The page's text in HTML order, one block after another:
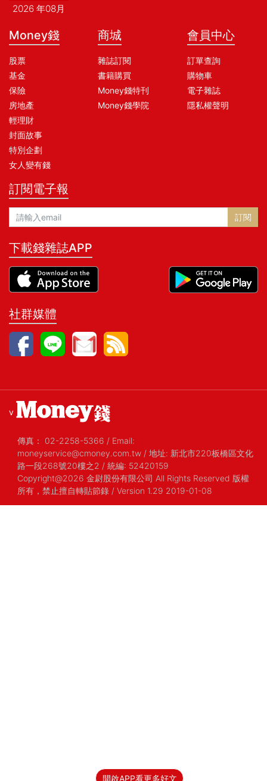
開啟APP看更多好文
2026 年08月
Money錢
股票
基金
保險
房地產
輕理財
封面故事
特別企劃
女人變有錢
商城
雜誌訂閱
書籍購買
Money錢特刊
Money錢學院
會員中心
訂單查詢
購物車
電子雜誌
隱私權聲明
訂閱電子報
訂閱
下載錢雜誌APP
社群媒體
v
傳真： 02-2258-5366 / Email:
moneyservice@cmoney.com.tw / 地址: 新北市220板橋區文化
路一段268號20樓之2 / 統編: 52420159
Copyright@2026 金尉股份有限公司 All Rights Reserved 版權
所有，禁止擅自轉貼節錄 / Version 1.29 2019-01-08